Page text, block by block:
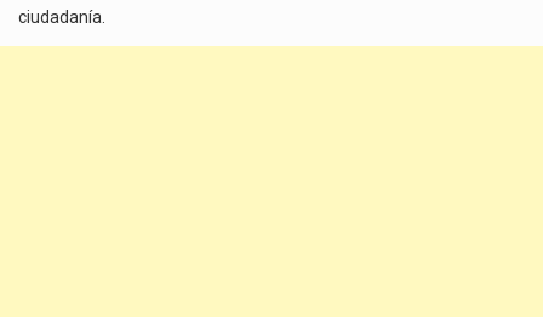
ciudadanía.